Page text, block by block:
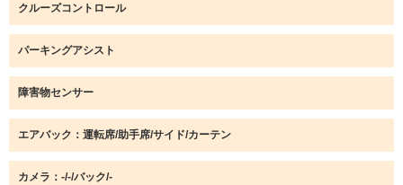
クルーズコントロール
パーキングアシスト
障害物センサー
エアバック：運転席/助手席/サイド/カーテン
カメラ：-/-/バック/-